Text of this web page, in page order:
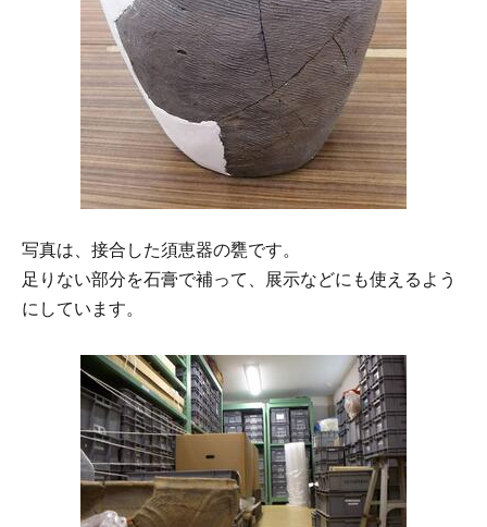
写真は、接合した須恵器の甕です。
足りない部分を石膏で補って、展示などにも使えるよう
にしています。